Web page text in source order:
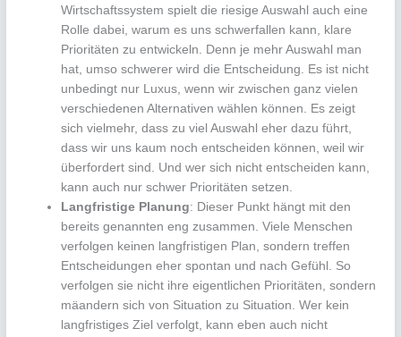
Wirtschaftssystem spielt die riesige Auswahl auch eine
Rolle dabei, warum es uns schwerfallen kann, klare
Prioritäten zu entwickeln. Denn je mehr Auswahl man
hat, umso schwerer wird die Entscheidung. Es ist nicht
unbedingt nur Luxus, wenn wir zwischen ganz vielen
verschiedenen Alternativen wählen können. Es zeigt
sich vielmehr, dass zu viel Auswahl eher dazu führt,
dass wir uns kaum noch entscheiden können, weil wir
überfordert sind. Und wer sich nicht entscheiden kann,
kann auch nur schwer Prioritäten setzen.
Langfristige Planung: Dieser Punkt hängt mit den
bereits genannten eng zusammen. Viele Menschen
verfolgen keinen langfristigen Plan, sondern treffen
Entscheidungen eher spontan und nach Gefühl. So
verfolgen sie nicht ihre eigentlichen Prioritäten, sondern
mäandern sich von Situation zu Situation. Wer kein
langfristiges Ziel verfolgt, kann eben auch nicht